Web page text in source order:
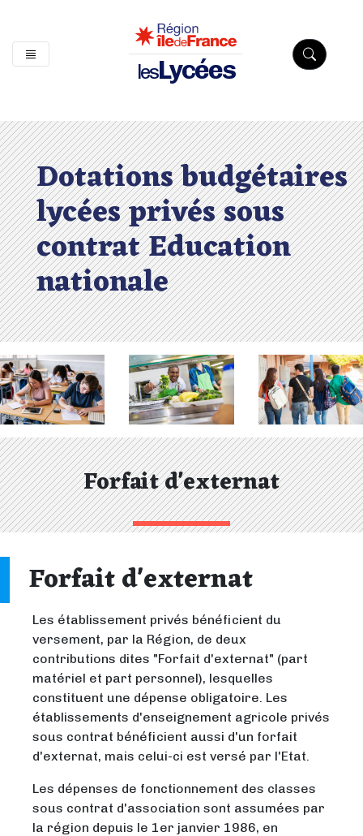
lesLycées
Dotations budgétaires
lycées privés sous
contrat Education
nationale
Forfait d'externat
Forfait d'externat
Les établissement privés bénéficient du
versement, par la Région, de deux
contributions dites "Forfait d'externat" (part
matériel et part personnel), lesquelles
constituent une dépense obligatoire. Les
établissements d'enseignement agricole privés
sous contrat bénéficient aussi d'un forfait
d'externat, mais celui-ci est versé par l'Etat.
Les dépenses de fonctionnement des classes
sous contrat d'association sont assumées par
la région depuis le 1er janvier 1986, en